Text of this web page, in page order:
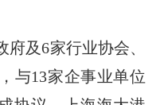
及6家行业协会、
与13家企事业单位